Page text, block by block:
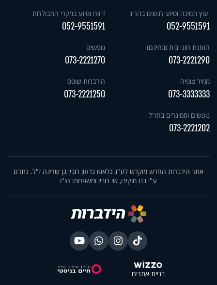
יעוץ תמיכה וסיוע לנשים בהריון
052-9551591
דיווח וסיוע במקרי התבוללות
052-9551591
הזמנת חוגי בית (בחינם)
073-2221290
נופשים
073-2221270
ממיר צופיה
073-3333333
הידברות שופס
073-2221250
נופשים וסמינרים בחו"ל
073-2221202
אתר הידברות החדש מוקדש לע"נ כלאפו גדעון רובין בן שרינה ז"ל. נתרם
ע"י בנו מוקירו, שי רובין ומשפחתו הי"ו
בניית אתרים